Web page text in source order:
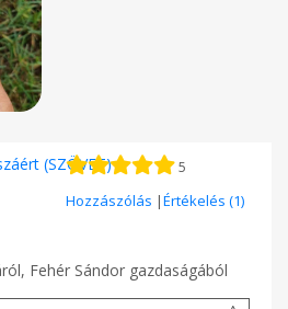
(SZÖVET) 5
Hozzászólás |Értékelés (1)
Fehér Sándor gazdaságából